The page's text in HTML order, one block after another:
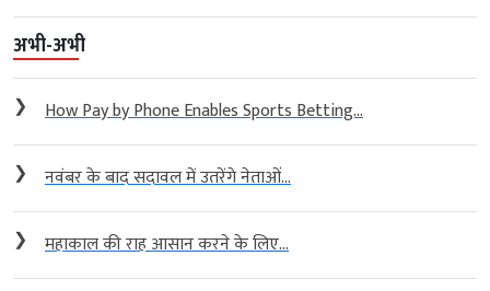
अभी-अभी
❯ How Pay by Phone Enables Sports Betting...
❯ नवंबर के बाद सदावल में उतरेंगे नेताओं...
❯ महाकाल की राह आसान करने के लिए...